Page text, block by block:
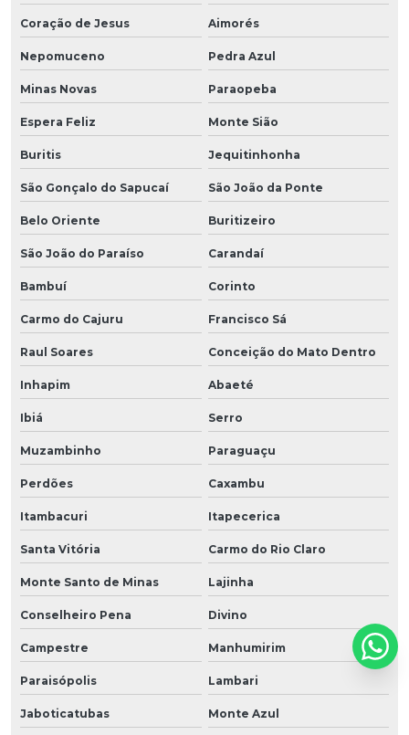
Coração de Jesus Aimorés
Nepomuceno Pedra Azul
Minas Novas Paraopeba
Espera Feliz Monte Sião
Buritis Jequitinhonha
São Gonçalo do Sapucaí São João da Ponte
Belo Oriente Buritizeiro
São João do Paraíso Carandaí
Bambuí Corinto
Carmo do Cajuru Francisco Sá
Raul Soares Conceição do Mato Dentro
Inhapim Abaeté
Ibiá Serro
Muzambinho Paraguaçu
Perdões Caxambu
Itambacuri Itapecerica
Santa Vitória Carmo do Rio Claro
Monte Santo de Minas Lajinha
Conselheiro Pena Divino
Campestre Manhumirim
Paraisópolis Lambari
Jaboticatubas Monte Azul